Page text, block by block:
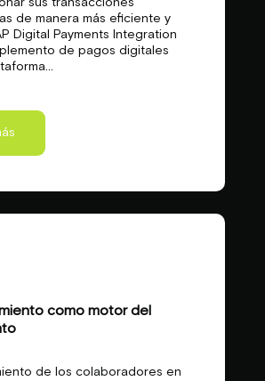
sus transacciones
de manera más eficiente y
Digital Payments Integration
de pagos digitales
como motor del
de los colaboradores en